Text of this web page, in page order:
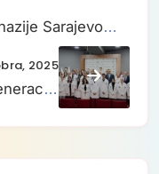
Sarajevo
otpad u
2025